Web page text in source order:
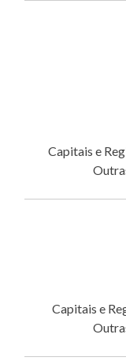
Capitais e
Capitais e